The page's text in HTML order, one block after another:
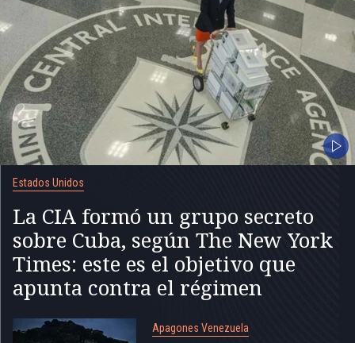
Estados Unidos
La CIA formó un grupo secreto
sobre Cuba, según The New York
Times: este es el objetivo que
apunta contra el régimen
Apagones Venezuela